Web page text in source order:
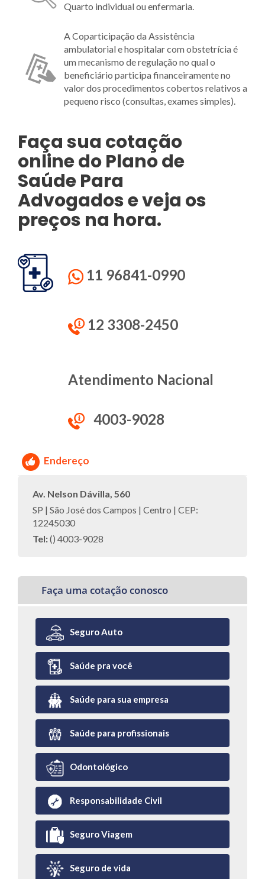
Quarto individual ou enfermaria.
A Coparticipação da Assistência
ambulatorial e hospitalar com obstetrícia é
um mecanismo de regulação no qual o
beneficiário participa financeiramente no
valor dos procedimentos cobertos relativos a
pequeno risco (consultas, exames simples).
Faça sua cotação
online do Plano de
Saúde Para
Advogados e veja os
preços na hora.
11 96841-0990
12 3308-2450
Atendimento Nacional
4003-9028
Endereço
Av. Nelson Dávilla, 560
SP | São José dos Campos | Centro | CEP:
12245030
Tel:() 4003-9028
Faça uma cotação conosco
Seguro Auto
Saúde pra você
Saúde para sua empresa
Saúde para profissionais
Odontológico
Responsabilidade Civil
Seguro Viagem
Seguro de vida